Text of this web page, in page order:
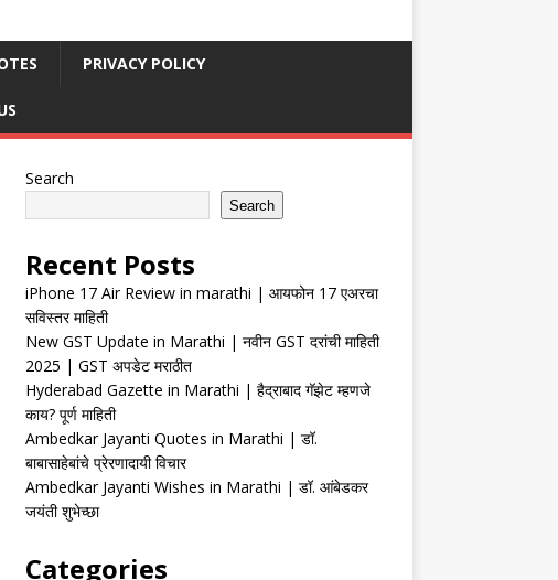
PRIVACY POLICY
Search
Search
Recent Posts
iPhone 17 Air Review in marathi | आयफोन 17 एअरचा
सविस्तर माहिती
New GST Update in Marathi | नवीन GST दरांची माहिती
2025 | GST अपडेट मराठीत
Hyderabad Gazette in Marathi | हैद्राबाद गॅझेट म्हणजे
काय? पूर्ण माहिती
Ambedkar Jayanti Quotes in Marathi | डॉ.
बाबासाहेबांचे प्रेरणादायी विचार
Ambedkar Jayanti Wishes in Marathi | डॉ. आंबेडकर
जयंती शुभेच्छा
Categories